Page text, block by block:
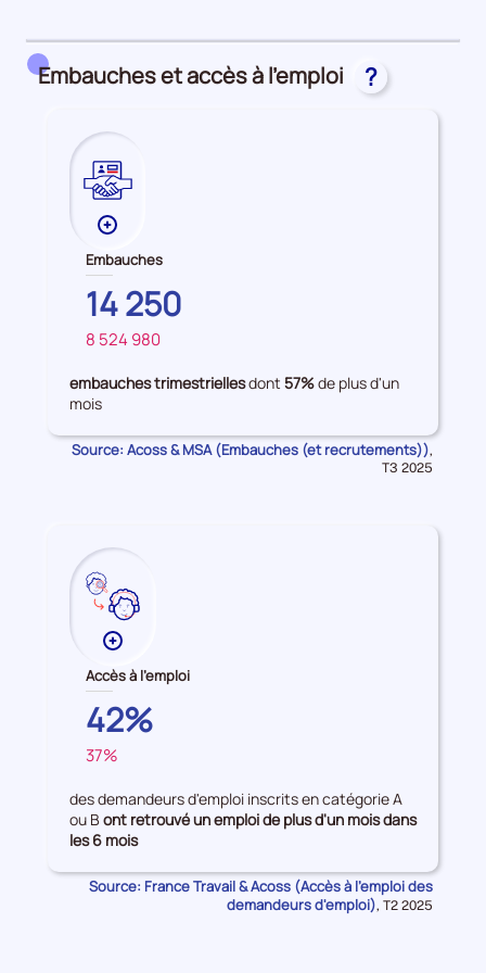
et
Embauches et accès à l’emploi ?
Plus
de
données
sur
les
Embauches
Embauches
CORSE-
DU-
SUD
14 250
FRANCE
8 524 980
embauches trimestriellesdont 57%de plus d'un
mois
Source: Acoss & MSA (Embauches (et recrutements)),
T3 2025
Plus
de
données
sur
les
Accès
l'emploi
Accès à l'emploi
CORSE-
DU-
SUD
42%
FRANCE
37%
des demandeurs d'emploi inscrits en catégorie A
ou Bont retrouvé un emploi de plus d'un mois dans
les 6 mois
Source: France Travail & Acoss (Accès à l'emploi des
demandeurs d'emploi), Données
T2 2025